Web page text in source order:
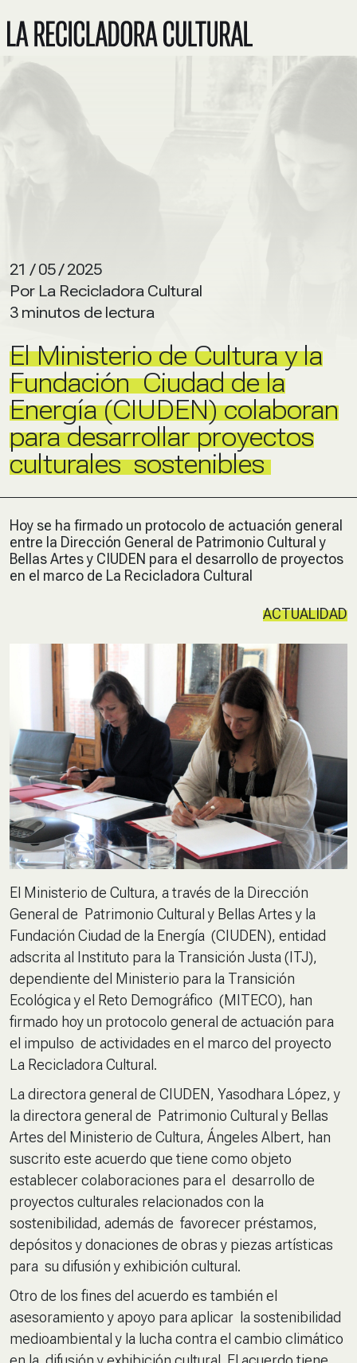
21 / 05 / 2025
Por La Recicladora Cultural
3 minutos de lectura
El Ministerio de Cultura y la
Fundación Ciudad de la
Energía (CIUDEN) colaboran
para desarrollar proyectos
culturales sostenibles
Hoy se ha firmado un protocolo de actuación general
entre la Dirección General de Patrimonio Cultural y
Bellas Artes y CIUDEN para el desarrollo de proyectos
en el marco de La Recicladora Cultural
ACTUALIDAD
El Ministerio de Cultura, a través de la Dirección
General de Patrimonio Cultural y Bellas Artes y la
Fundación Ciudad de la Energía (CIUDEN), entidad
adscrita al Instituto para la Transición Justa (ITJ),
dependiente del Ministerio para la Transición
Ecológica y el Reto Demográfico (MITECO), han
firmado hoy un protocolo general de actuación para
el impulso de actividades en el marco del proyecto
La Recicladora Cultural.
La directora general de CIUDEN, Yasodhara López, y
la directora general de Patrimonio Cultural y Bellas
Artes del Ministerio de Cultura, Ángeles Albert, han
suscrito este acuerdo que tiene como objeto
establecer colaboraciones para el desarrollo de
proyectos culturales relacionados con la
sostenibilidad, además de favorecer préstamos,
depósitos y donaciones de obras y piezas artísticas
para su difusión y exhibición cultural.
Otro de los fines del acuerdo es también el
asesoramiento y apoyo para aplicar la sostenibilidad
medioambiental y la lucha contra el cambio climático